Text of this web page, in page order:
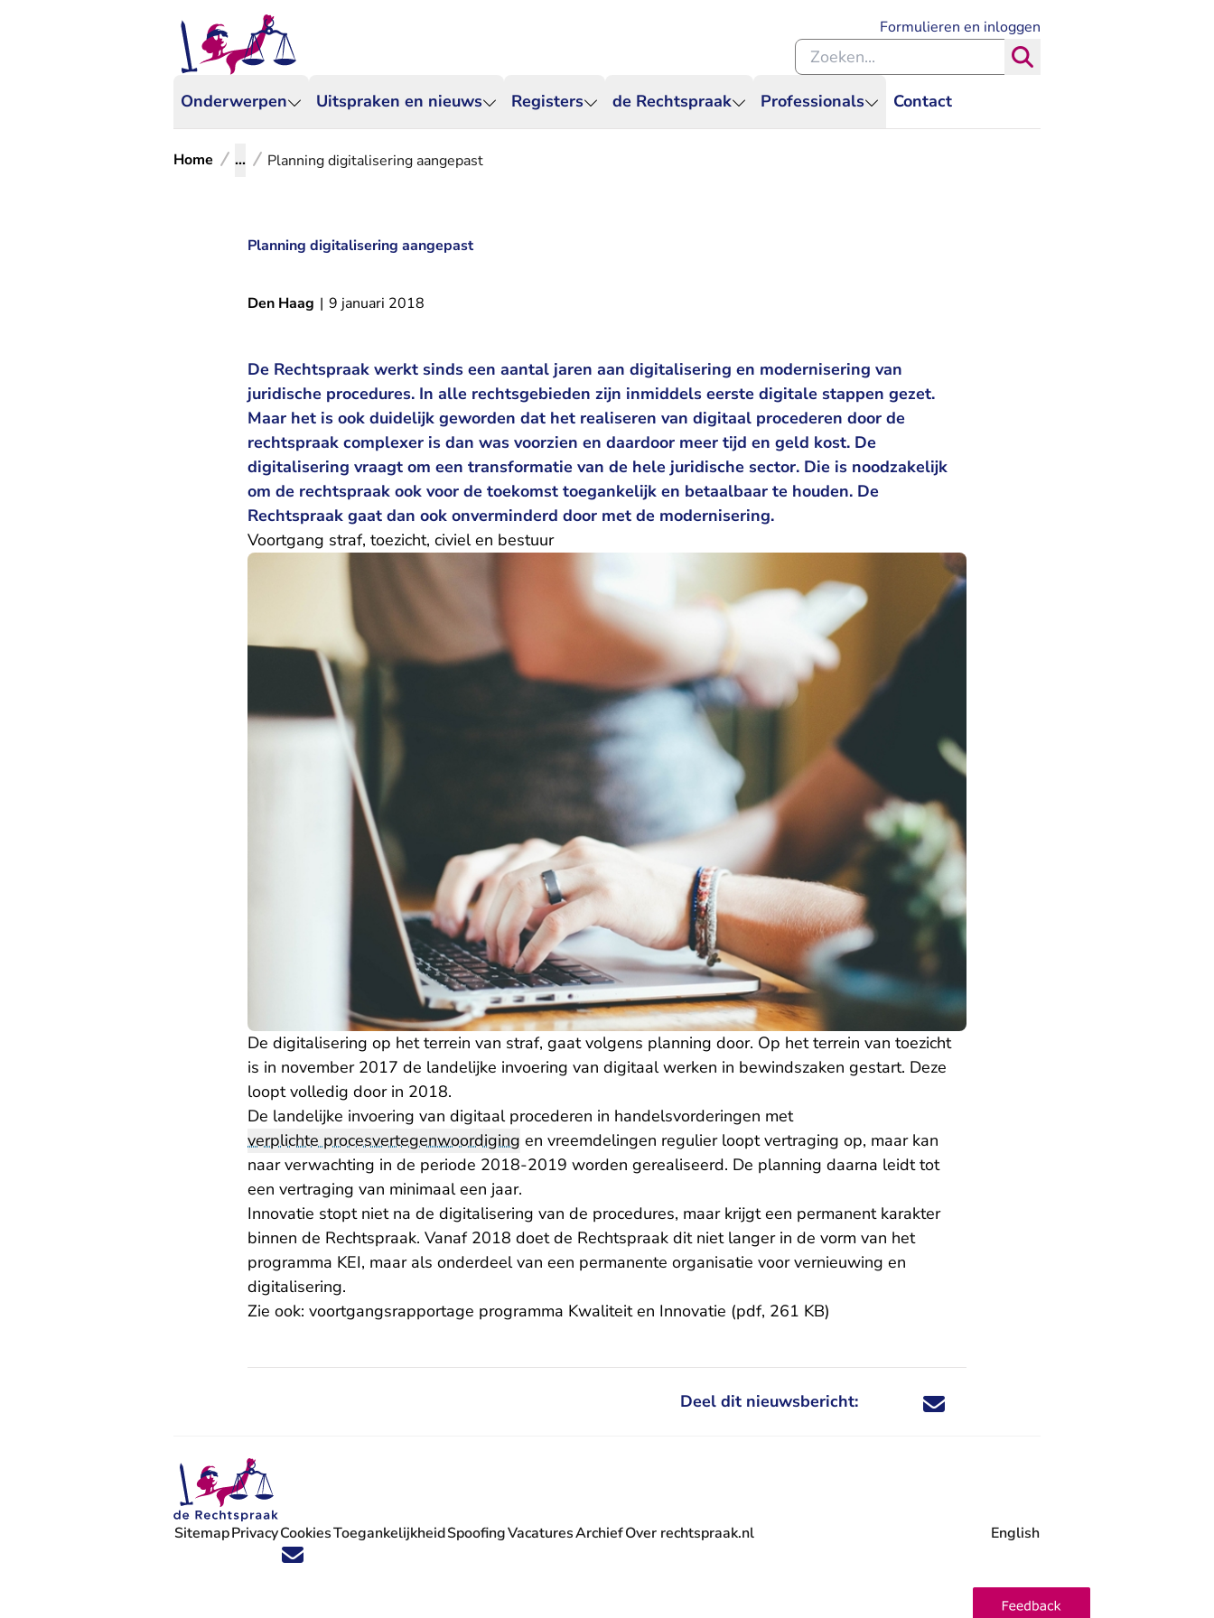
Onderwerpen Uitspraken en nieuws Registers de Rechtspraak Professionals Contact
Formulieren en inloggen
Zoeken binnen de Rechtspraak
Home ... Planning digitalisering aangepast
Planning digitalisering aangepast
Den Haag | 9 januari 2018
De Rechtspraak werkt sinds een aantal jaren aan digitalisering en modernisering van
juridische procedures. In alle rechtsgebieden zijn inmiddels eerste digitale stappen gezet.
Maar het is ook duidelijk geworden dat het realiseren van digitaal procederen door de
rechtspraak complexer is dan was voorzien en daardoor meer tijd en geld kost. De
digitalisering vraagt om een transformatie van de hele juridische sector. Die is noodzakelijk
om de rechtspraak ook voor de toekomst toegankelijk en betaalbaar te houden. De
Rechtspraak gaat dan ook onverminderd door met de modernisering.
Voortgang straf, toezicht, civiel en bestuur
De digitalisering op het terrein van straf, gaat volgens planning door. Op het terrein van toezicht
is in november 2017 de landelijke invoering van digitaal werken in bewindszaken gestart. Deze
loopt volledig door in 2018.
De landelijke invoering van digitaal procederen in handelsvorderingen met
verplichte procesvertegenwoordiging en vreemdelingen regulier loopt vertraging op, maar kan
naar verwachting in de periode 2018-2019 worden gerealiseerd. De planning daarna leidt tot
een vertraging van minimaal een jaar.
Innovatie stopt niet na de digitalisering van de procedures, maar krijgt een permanent karakter
binnen de Rechtspraak. Vanaf 2018 doet de Rechtspraak dit niet langer in de vorm van het
programma KEI, maar als onderdeel van een permanente organisatie voor vernieuwing en
digitalisering.
Zie ook: voortgangsrapportage programma Kwaliteit en Innovatie (pdf, 261 KB)
Deel dit nieuwsbericht: Deel dit nieuwsbericht via X - U verlaat
Deel dit nieuwsbericht via Facebook - U
Deel dit nieuwsbericht via e-mail
Deel dit nieuwsbericht via LinkedIn - U
Volg ons op X (Twitter) - U verlaat Rechtspraak.nl
Volg ons op Facebook - U verlaat Rechtspraak.nl
Volg ons op Instagram - U verlaat Rechtspraak.nl
Volg ons op Youtube - U verlaat Rechtspraak.nl
Volg ons op LinkedIn - U verlaat Rechtspraak.nl
'Blijf op de hoogte' nieuwsbrief - U verlaat Rechtspraak.nl
SitemapPrivacyCookiesToegankelijkheidSpoofingVacatures
- U verlaat Rechtspraak.nl
ArchiefOver rechtspraak.nl English